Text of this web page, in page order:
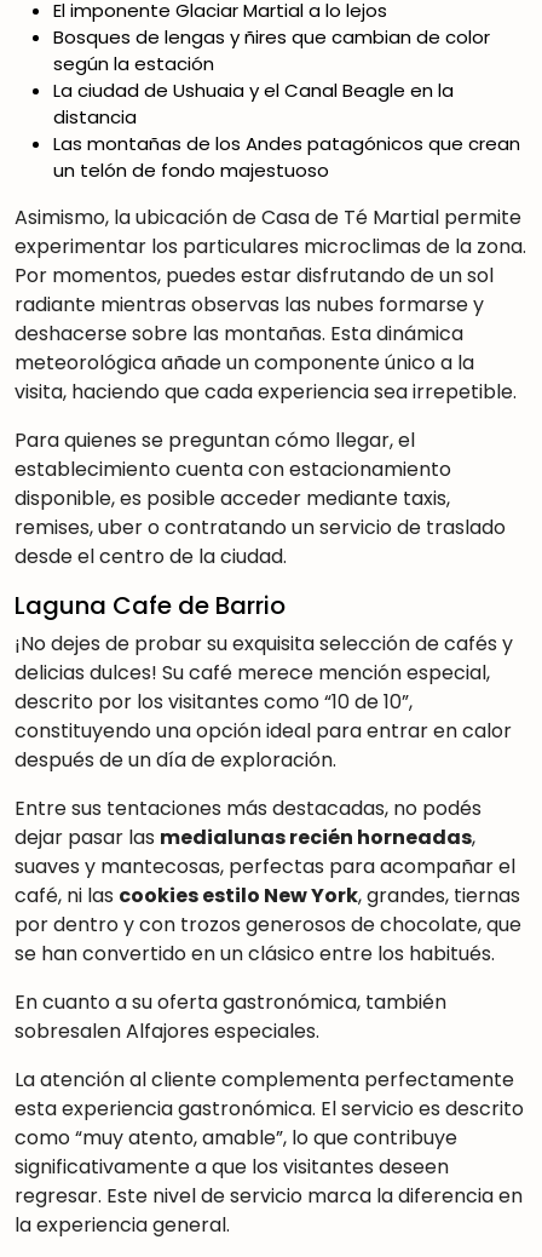
El imponente Glaciar Martial a lo lejos
Bosques de lengas y ñires que cambian de color
según la estación
La ciudad de Ushuaia y el Canal Beagle en la
distancia
Las montañas de los Andes patagónicos que crean
un telón de fondo majestuoso
Asimismo, la ubicación de Casa de Té Martial permite
experimentar los particulares microclimas de la zona.
Por momentos, puedes estar disfrutando de un sol
radiante mientras observas las nubes formarse y
deshacerse sobre las montañas. Esta dinámica
meteorológica añade un componente único a la
visita, haciendo que cada experiencia sea irrepetible.
Para quienes se preguntan cómo llegar, el
establecimiento cuenta con estacionamiento
disponible,es posible acceder mediante taxis,
remises, uber o contratando un servicio de traslado
desde el centro de la ciudad.
Laguna Cafe de Barrio
¡No dejes de probar su exquisita selección de cafés y
delicias dulces! Su café merece mención especial,
descrito por los visitantes como “10 de 10”,
constituyendo una opción ideal para entrar en calor
después de un día de exploración.
Entre sus tentaciones más destacadas, no podés
dejar pasar las medialunas recién horneadas,
suaves y mantecosas, perfectas para acompañar el
café, ni las cookies estilo New York, grandes, tiernas
por dentro y con trozos generosos de chocolate, que
se han convertido en un clásico entre los habitués.
En cuanto a su oferta gastronómica, también
sobresalen Alfajores especiales.
La atención al cliente complementa perfectamente
esta experiencia gastronómica. El servicio es descrito
como “muy atento, amable”, lo que contribuye
significativamente a que los visitantes deseen
regresar. Este nivel de servicio marca la diferencia en
la experiencia general.